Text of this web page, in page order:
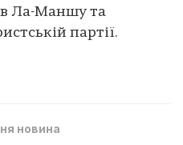
Ла-Маншу та
партії.
новина